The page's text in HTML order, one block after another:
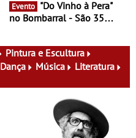
Evento
no Bombarral - São 35
experiências
Pintura e Escultura
Dança Música
Literatura